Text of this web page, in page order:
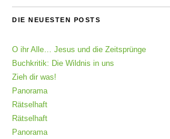
DIE NEUESTEN POSTS
O ihr Alle… Jesus und die Zeitsprünge
Buchkritik: Die Wildnis in uns
Zieh dir was!
Panorama
Rätselhaft
Rätselhaft
Panorama